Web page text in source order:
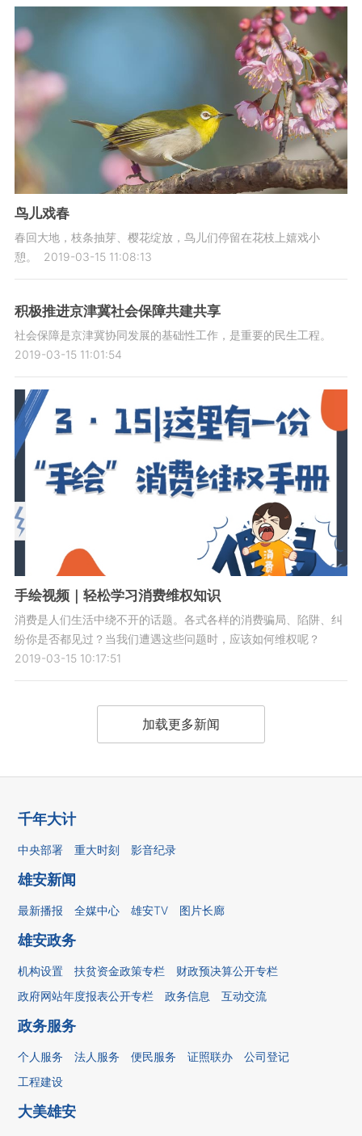
鸟儿戏春
春回大地，枝条抽芽、樱花绽放，鸟儿们停留在花枝上嬉戏小
憩。
2019-03-15 11:08:13
积极推进京津冀社会保障共建共享
社会保障是京津冀协同发展的基础性工作，是重要的民生工程。
2019-03-15 11:01:54
手绘视频｜轻松学习消费维权知识
消费是人们生活中绕不开的话题。各式各样的消费骗局、陷阱、纠
纷你是否都见过？当我们遭遇这些问题时，应该如何维权呢？
2019-03-15 10:17:51
加载更多新闻
千年大计
中央部署 重大时刻 影音纪录
雄安新闻
最新播报 全媒中心 雄安TV 图片长廊
雄安政务
机构设置 扶贫资金政策专栏
财政预决算公开专栏
政府网站年度报表公开专栏
政务信息 互动交流
政务服务
个人服务 法人服务 便民服务 证照联办
公司登记
工程建设
大美雄安